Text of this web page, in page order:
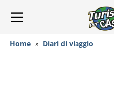
Home » Diari di viaggio